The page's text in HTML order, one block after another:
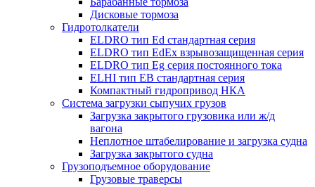
Дисковые тормоза
Гидротолкатели
ELDRO тип Ed стандартная серия
ELDRO тип EdEx взрывозащищенная серия
ELDRO тип Eg серия постоянного тока
ELHI тип ЕВ стандартная серия
Компактный гидропривод НКА
Система загрузки сыпучих грузов
Загрузка закрытого грузовика или ж/д
вагона
Неплотное штабелирование и загрузка судна
Загрузка закрытого судна
Грузоподъемное оборудование
Грузовые траверсы